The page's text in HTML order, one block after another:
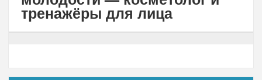
тренажёры для лица